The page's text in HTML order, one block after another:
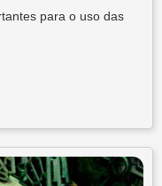
para o uso das